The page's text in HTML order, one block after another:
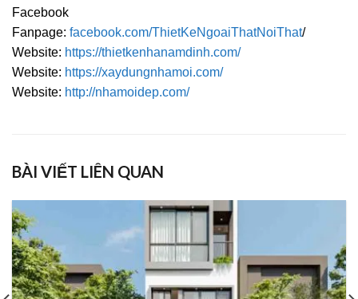
Facebook
Fanpage: facebook.com/ThietKeNgoaiThatNoiThat/
Website: https://thietkenhanamdinh.com/
Website: https://xaydungnhamoi.com/
Website: http://nhamoidep.com/
BÀI VIẾT LIÊN QUAN